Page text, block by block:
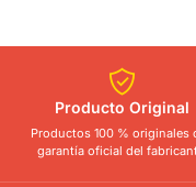
Producto Original
Productos 100 % originales
garantía oficial del